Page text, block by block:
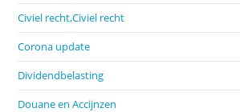
Civiel recht,Civiel recht
Corona update
Dividendbelasting
Douane en Accijnzen